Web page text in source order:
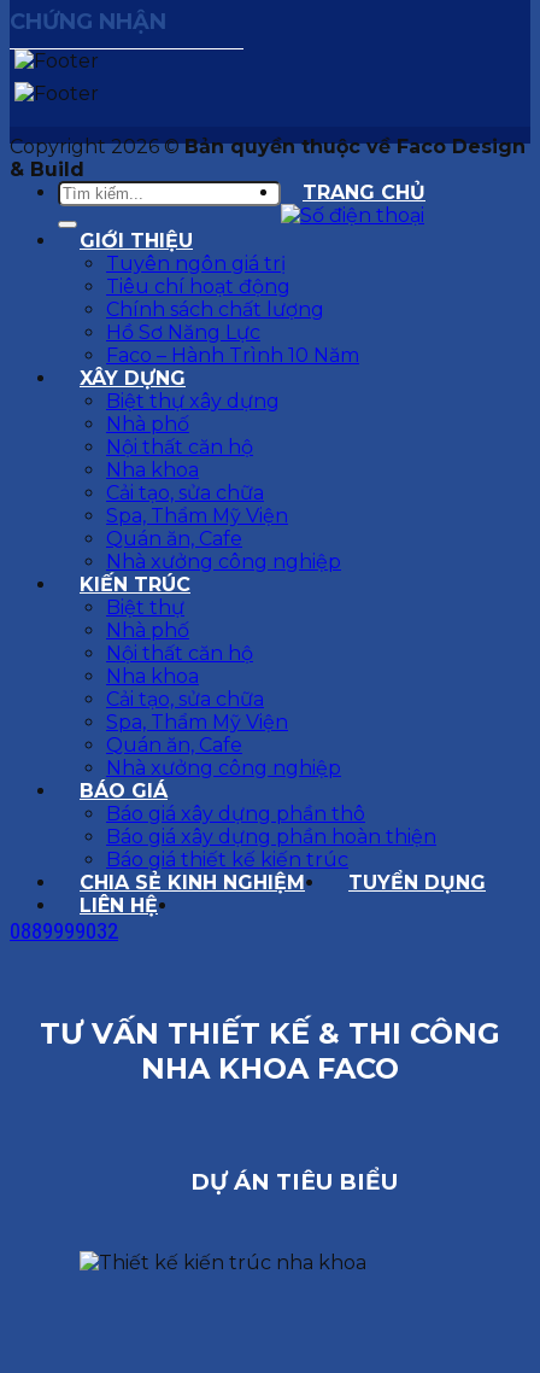
CHỨNG NHẬN
Copyright 2026 ©Bản quyền thuộc về Faco Design
& Build
TRANG CHỦ
GIỚI THIỆU
Tuyên ngôn giá trị
Tiêu chí hoạt động
Chính sách chất lượng
Hồ Sơ Năng Lực
Faco – Hành Trình 10 Năm
XÂY DỰNG
Biệt thự xây dựng
Nhà phố
Nội thất căn hộ
Nha khoa
Cải tạo, sửa chữa
Spa, Thẩm Mỹ Viện
Quán ăn, Cafe
Nhà xưởng công nghiệp
KIẾN TRÚC
Biệt thự
Nhà phố
Nội thất căn hộ
Nha khoa
Cải tạo, sửa chữa
Spa, Thẩm Mỹ Viện
Quán ăn, Cafe
Nhà xưởng công nghiệp
BÁO GIÁ
Báo giá xây dựng phần thô
Báo giá xây dựng phần hoàn thiện
Báo giá thiết kế kiến trúc
CHIA SẺ KINH NGHIỆM
TUYỂN DỤNG
LIÊN HỆ
0889999032
TƯ VẤN THIẾT KẾ & THI CÔNG
NHA KHOA FACO
DỰ ÁN TIÊU BIỂU